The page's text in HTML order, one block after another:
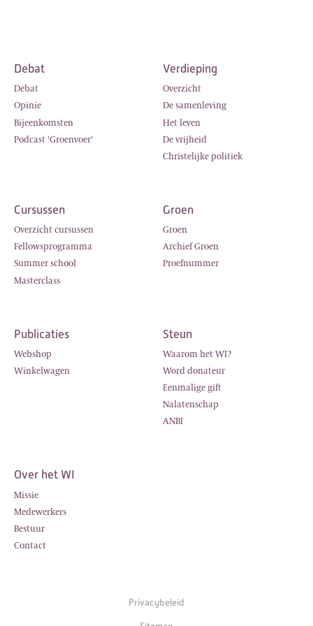
Debat
Debat
Opinie
Bijeenkomsten
Podcast 'Groenvoer'
Verdieping
Overzicht
De samenleving
Het leven
De vrijheid
Christelijke politiek
Cursussen
Overzicht cursussen
Fellowsprogramma
Summer school
Masterclass
Groen
Groen
Archief Groen
Proefnummer
Publicaties
Webshop
Winkelwagen
Steun
Waarom het WI?
Word donateur
Eenmalige gift
Nalatenschap
ANBI
Over het WI
Missie
Medewerkers
Bestuur
Contact
Privacybeleid